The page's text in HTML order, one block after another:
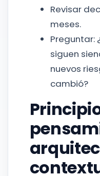
Revisar
meses.
Preguntar:
siguen
nuevos
cambió?